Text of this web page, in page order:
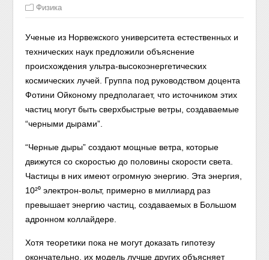
Физика
Ученые из Норвежского университета естественных и
технических наук предложили объяснение
происхождения ультра-высокоэнергетических
космических лучей. Группа под руководством доцента
Фотини Ойконому предполагает, что источником этих
частиц могут быть сверхбыстрые ветры, создаваемые
“черными дырами”.
“Черные дыры” создают мощные ветра, которые
движутся со скоростью до половины скорости света.
Частицы в них имеют огромную энергию. Эта энергия,
10²⁰ электрон-вольт, примерно в миллиард раз
превышает энергию частиц, создаваемых в Большом
адронном коллайдере.
Хотя теоретики пока не могут доказать гипотезу
окончательно, их модель лучше других объясняет